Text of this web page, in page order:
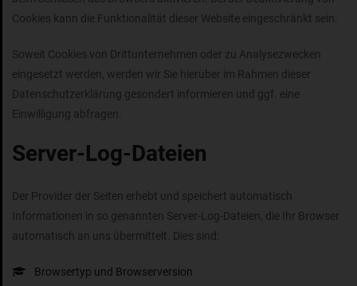
Cookies kann die Funktionalität dieser Website eingeschränkt sein.
Soweit Cookies von Drittunternehmen oder zu Analysezwecken
eingesetzt werden, werden wir Sie hierüber im Rahmen dieser
Datenschutzerklärung gesondert informieren und ggf. eine
Einwilligung abfragen.
Server-Log-Dateien
Der Provider der Seiten erhebt und speichert automatisch
Informationen in so genannten Server-Log-Dateien, die Ihr Browser
automatisch an uns übermittelt. Dies sind:
Browsertyp und Browserversion